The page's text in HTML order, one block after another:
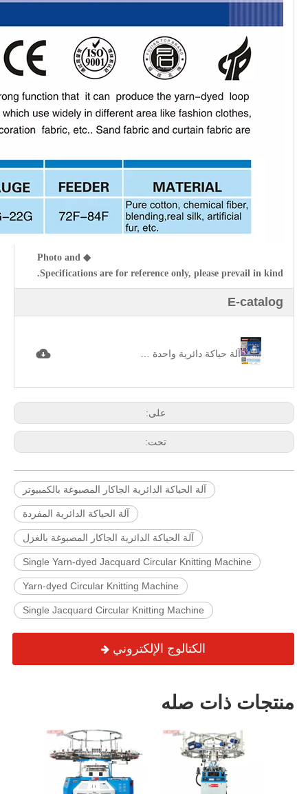
◆
Photo and
Specifications are for reference only, please prevail in kind.
E-catalog
على:
تحت:
آلة الحياكة الدائرية الجاكار المصبوغة بالكمبيوتر
آلة الحياكة الدائرية المفردة
آلة الحياكة الدائرية الجاكار المصبوغة بالغزل
Single Yarn-dyed Jacquard Circular Knitting Machine
Yarn-dyed Circular Knitting Machine
Single Jacquard Circular Knitting Machine
الكتالوج الإلكتروني
منتجات ذات صله